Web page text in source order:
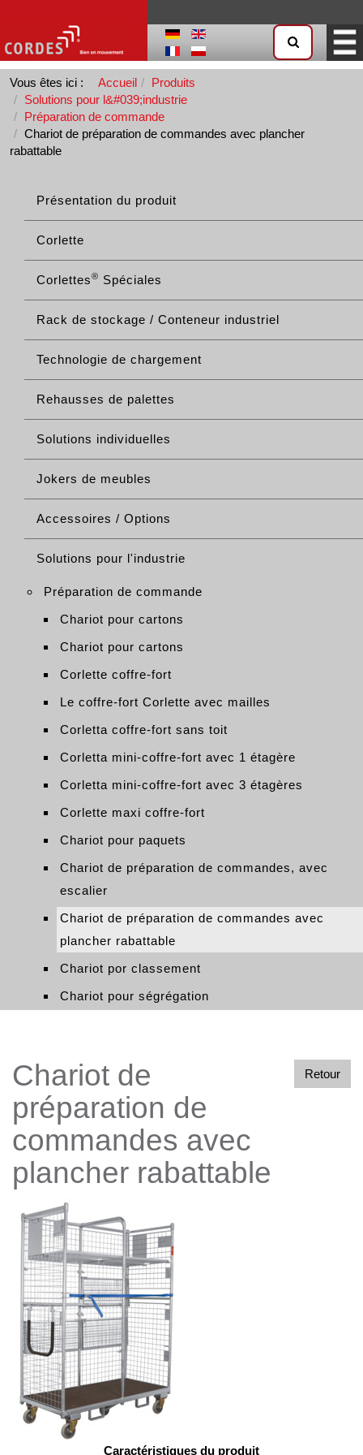
Vous êtes ici : Accueil
Produits
Solutions pour l&#039;industrie
Préparation de commande
Chariot de préparation de commandes avec plancher
rabattable
Présentation du produit
Corlette
Corlettes® Spéciales
Rack de stockage / Conteneur industriel
Technologie de chargement
Rehausses de palettes
Solutions individuelles
Jokers de meubles
Accessoires / Options
Solutions pour l'industrie
Préparation de commande
Chariot pour cartons
Chariot pour cartons
Corlette coffre-fort
Le coffre-fort Corlette avec mailles
Corletta coffre-fort sans toit
Corletta mini-coffre-fort avec 1 étagère
Corletta mini-coffre-fort avec 3 étagères
Corlette maxi coffre-fort
Chariot pour paquets
Chariot de préparation de commandes, avec
escalier
Chariot de préparation de commandes avec
plancher rabattable
Chariot por classement
Chariot pour ségrégation
Retour
Chariot de
préparation de
commandes avec
plancher rabattable
Caractéristiques du produit